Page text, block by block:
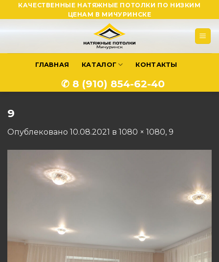
to
КАЧЕСТВЕННЫЕ НАТЯЖНЫЕ ПОТОЛКИ ПО НИЗКИМ
ЦЕНАМ В МИЧУРИНСКЕ
ГЛАВНАЯ КАТАЛОГ КОНТАКТЫ
✆ 8 (910) 854-62-40
9
Опублековано 10.08.2021 в 1080 × 1080, 9